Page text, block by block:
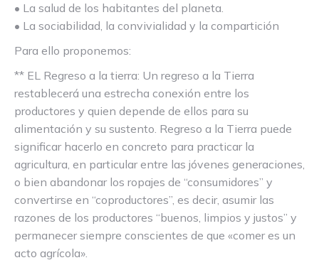
• La salud de los habitantes del planeta.
• La sociabilidad, la convivialidad y la compartición
Para ello proponemos:
** EL Regreso a la tierra: Un regreso a la Tierra
restablecerá una estrecha conexión entre los
productores y quien depende de ellos para su
alimentación y su sustento. Regreso a la Tierra puede
significar hacerlo en concreto para practicar la
agricultura, en particular entre las jóvenes generaciones,
o bien abandonar los ropajes de “consumidores” y
convertirse en “coproductores”, es decir, asumir las
razones de los productores “buenos, limpios y justos” y
permanecer siempre conscientes de que «comer es un
acto agrícola».